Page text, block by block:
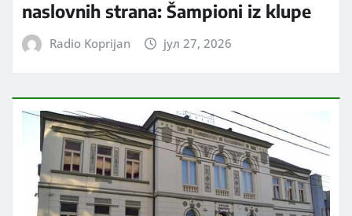
naslovnih strana: Šampioni iz klupe
Radio Koprijan јул 27, 2026